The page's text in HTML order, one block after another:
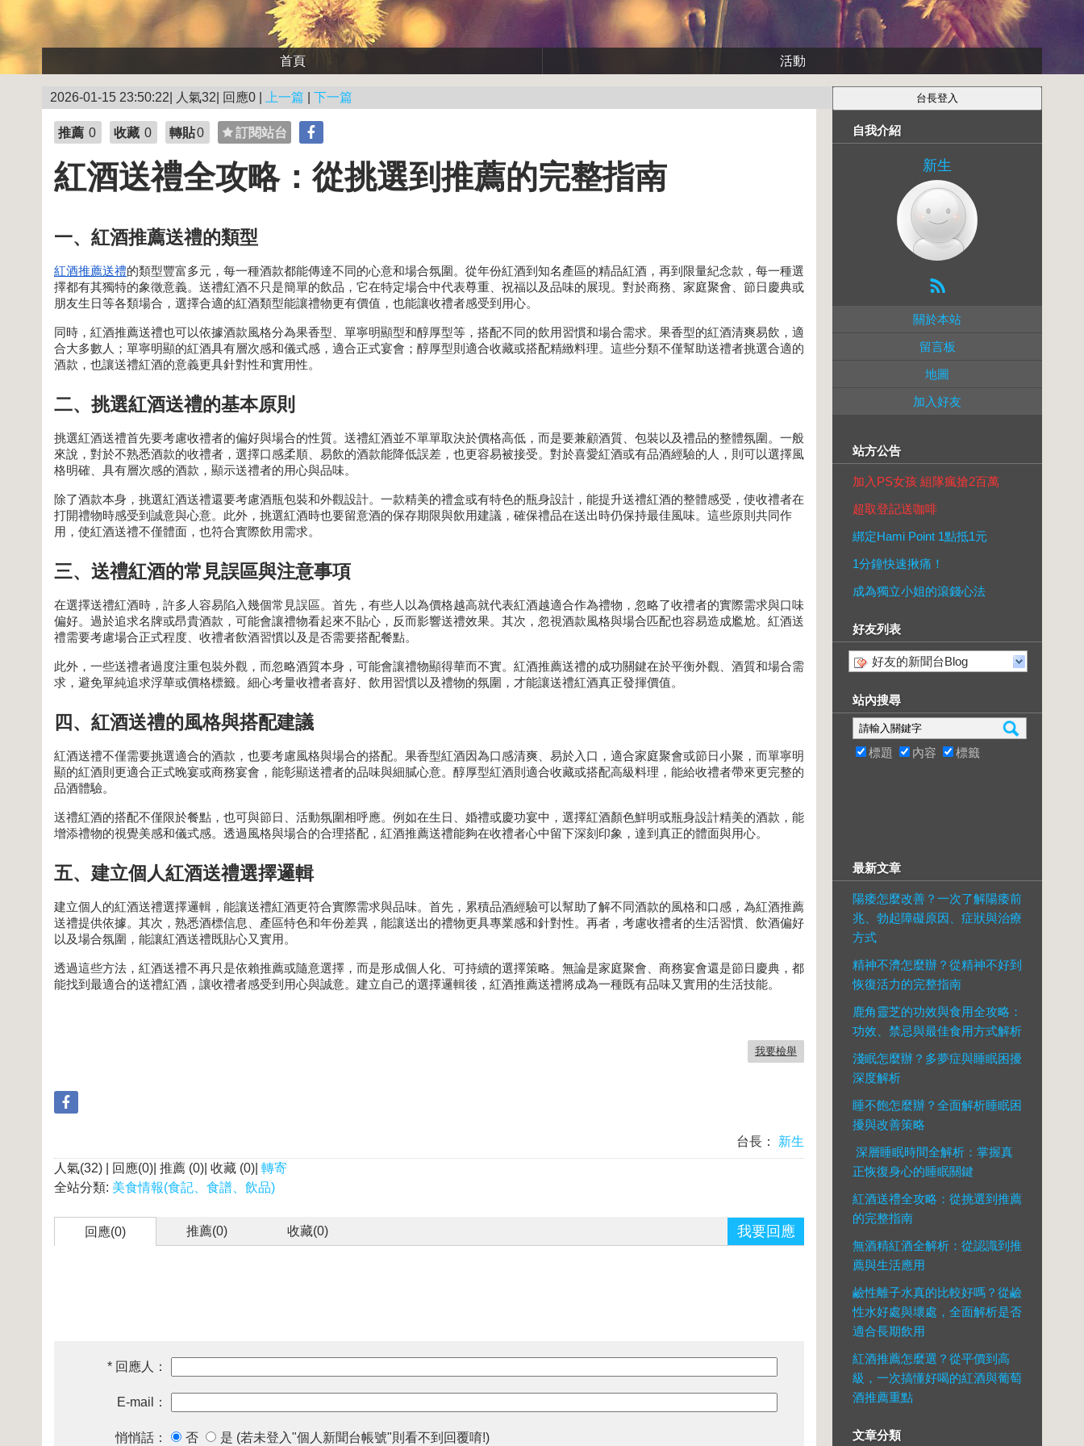
首頁 活動
2026-01-15 23:50:22| 人氣32| 回應0 | 上一篇 下一篇
推薦 0 收藏 0 轉貼0 訂閱站台
紅酒送禮全攻略：從挑選到推薦的完整指南
一、紅酒推薦送禮的類型
紅酒推薦送禮的類型豐富多元，每一種酒款都能傳達不同的心意和場合氛圍。從年份紅酒到知名產區的精品紅酒，再到限量紀念款，每一種選
擇都有其獨特的象徵意義。送禮紅酒不只是簡單的飲品，它在特定場合中代表尊重、祝福以及品味的展現。對於商務、家庭聚會、節日慶典或
朋友生日等各類場合，選擇合適的紅酒類型能讓禮物更有價值，也能讓收禮者感受到用心。
同時，紅酒推薦送禮也可以依據酒款風格分為果香型、單寧明顯型和醇厚型等，搭配不同的飲用習慣和場合需求。果香型的紅酒清爽易飲，適
合大多數人；單寧明顯的紅酒具有層次感和儀式感，適合正式宴會；醇厚型則適合收藏或搭配精緻料理。這些分類不僅幫助送禮者挑選合適的
酒款，也讓送禮紅酒的意義更具針對性和實用性。
二、挑選紅酒送禮的基本原則
挑選紅酒送禮首先要考慮收禮者的偏好與場合的性質。送禮紅酒並不單單取決於價格高低，而是要兼顧酒質、包裝以及禮品的整體氛圍。一般
來說，對於不熟悉酒款的收禮者，選擇口感柔順、易飲的酒款能降低誤差，也更容易被接受。對於喜愛紅酒或有品酒經驗的人，則可以選擇風
格明確、具有層次感的酒款，顯示送禮者的用心與品味。
除了酒款本身，挑選紅酒送禮還要考慮酒瓶包裝和外觀設計。一款精美的禮盒或有特色的瓶身設計，能提升送禮紅酒的整體感受，使收禮者在
打開禮物時感受到誠意與心意。此外，挑選紅酒時也要留意酒的保存期限與飲用建議，確保禮品在送出時仍保持最佳風味。這些原則共同作
用，使紅酒送禮不僅體面，也符合實際飲用需求。
三、送禮紅酒的常見誤區與注意事項
在選擇送禮紅酒時，許多人容易陷入幾個常見誤區。首先，有些人以為價格越高就代表紅酒越適合作為禮物，忽略了收禮者的實際需求與口味
偏好。過於追求名牌或昂貴酒款，可能會讓禮物看起來不貼心，反而影響送禮效果。其次，忽視酒款風格與場合匹配也容易造成尷尬。紅酒送
禮需要考慮場合正式程度、收禮者飲酒習慣以及是否需要搭配餐點。
此外，一些送禮者過度注重包裝外觀，而忽略酒質本身，可能會讓禮物顯得華而不實。紅酒推薦送禮的成功關鍵在於平衡外觀、酒質和場合需
求，避免單純追求浮華或價格標籤。細心考量收禮者喜好、飲用習慣以及禮物的氛圍，才能讓送禮紅酒真正發揮價值。
四、紅酒送禮的風格與搭配建議
紅酒送禮不僅需要挑選適合的酒款，也要考慮風格與場合的搭配。果香型紅酒因為口感清爽、易於入口，適合家庭聚會或節日小聚，而單寧明
顯的紅酒則更適合正式晚宴或商務宴會，能彰顯送禮者的品味與細膩心意。醇厚型紅酒則適合收藏或搭配高級料理，能給收禮者帶來更完整的
品酒體驗。
送禮紅酒的搭配不僅限於餐點，也可與節日、活動氛圍相呼應。例如在生日、婚禮或慶功宴中，選擇紅酒顏色鮮明或瓶身設計精美的酒款，能
增添禮物的視覺美感和儀式感。透過風格與場合的合理搭配，紅酒推薦送禮能夠在收禮者心中留下深刻印象，達到真正的體面與用心。
五、建立個人紅酒送禮選擇邏輯
建立個人的紅酒送禮選擇邏輯，能讓送禮紅酒更符合實際需求與品味。首先，累積品酒經驗可以幫助了解不同酒款的風格和口感，為紅酒推薦
送禮提供依據。其次，熟悉酒標信息、產區特色和年份差異，能讓送出的禮物更具專業感和針對性。再者，考慮收禮者的生活習慣、飲酒偏好
以及場合氛圍，能讓紅酒送禮既貼心又實用。
透過這些方法，紅酒送禮不再只是依賴推薦或隨意選擇，而是形成個人化、可持續的選擇策略。無論是家庭聚會、商務宴會還是節日慶典，都
能找到最適合的送禮紅酒，讓收禮者感受到用心與誠意。建立自己的選擇邏輯後，紅酒推薦送禮將成為一種既有品味又實用的生活技能。
我要檢舉
台長：
新生
人氣(32) | 回應(0)| 推薦 (0)| 收藏 (0)| 轉寄
全站分類: 美食情報(食記、食譜、飲品)
回應(0) 推薦(0) 收藏(0) 我要回應
* 回應人：
E-mail：
悄悄話： 否 是 (若未登入"個人新聞台帳號"則看不到回覆唷!)
自我介紹
新生
關於本站
留言板
地圖
加入好友
站方公告
加入PS女孩 組隊瘋搶2百萬
超取登記送咖啡
綁定Hami Point 1點抵1元
1分鐘快速揪痛！
成為獨立小姐的滾錢心法
好友列表
好友的新聞台Blog
站內搜尋
標題 內容 標籤
最新文章
陽痿怎麼改善？一次了解陽痿前
兆、勃起障礙原因、症狀與治療
方式
精神不濟怎麼辦？從精神不好到
恢復活力的完整指南
鹿角靈芝的功效與食用全攻略：
功效、禁忌與最佳食用方式解析
淺眠怎麼辦？多夢症與睡眠困擾
深度解析
睡不飽怎麼辦？全面解析睡眠困
擾與改善策略
深層睡眠時間全解析：掌握真
正恢復身心的睡眠關鍵
紅酒送禮全攻略：從挑選到推薦
的完整指南
無酒精紅酒全解析：從認識到推
薦與生活應用
鹼性離子水真的比較好嗎？從鹼
性水好處與壞處，全面解析是否
適合長期飲用
紅酒推薦怎麼選？從平價到高
級，一次搞懂好喝的紅酒與葡萄
酒推薦重點
文章分類